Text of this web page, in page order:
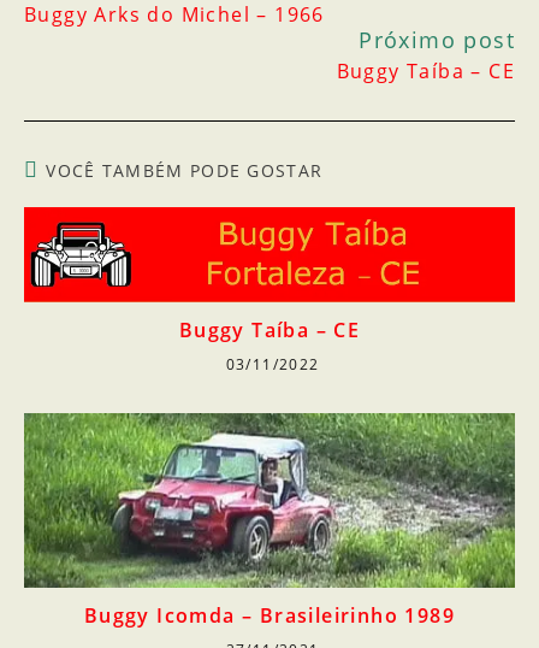
Buggy Arks do Michel – 1966
Próximo post
Buggy Taíba – CE
VOCÊ TAMBÉM PODE GOSTAR
Buggy Taíba – CE
03/11/2022
Buggy Icomda – Brasileirinho 1989